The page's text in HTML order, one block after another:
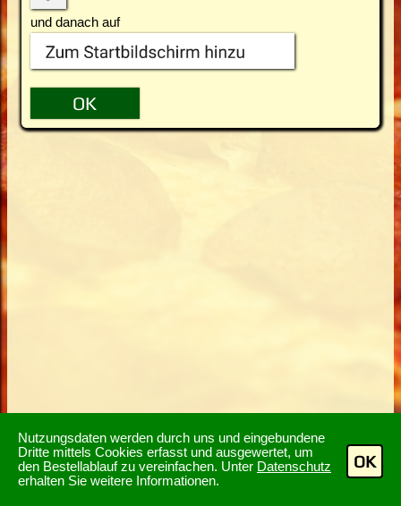
Nutzungsdaten werden durch uns und eingebundene
Dritte mittels Cookies erfasst und ausgewertet, um
den Bestellablauf zu vereinfachen. Unter Datenschutz
erhalten Sie weitere Informationen.
OK
und danach auf